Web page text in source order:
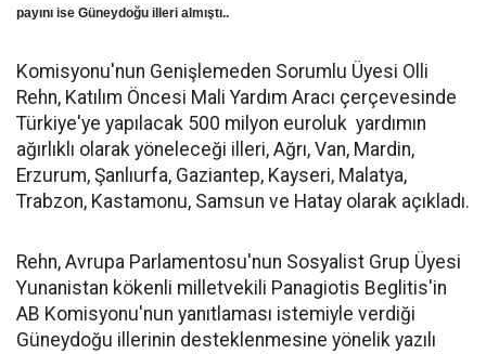
payını ise Güneydoğu illeri almıştı..
Komisyonu'nun Genişlemeden Sorumlu Üyesi Olli
Rehn, Katılım Öncesi Mali Yardım Aracı çerçevesinde
Türkiye'ye yapılacak 500 milyon euroluk yardımın
ağırlıklı olarak yöneleceği illeri, Ağrı, Van, Mardin,
Erzurum, Şanlıurfa, Gaziantep, Kayseri, Malatya,
Trabzon, Kastamonu, Samsun ve Hatay olarak açıkladı.
Rehn, Avrupa Parlamentosu'nun Sosyalist Grup Üyesi
Yunanistan kökenli milletvekili Panagiotis Beglitis'in
AB Komisyonu'nun yanıtlaması istemiyle verdiği
Güneydoğu illerinin desteklenmesine yönelik yazılı